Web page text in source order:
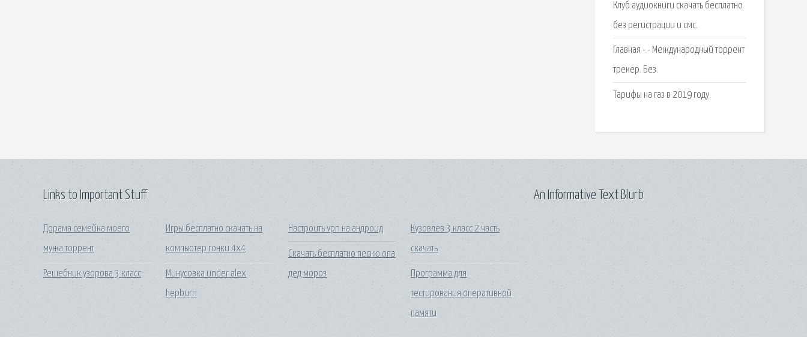
Клуб аудиокниги скачать бесплатно
без регистрации и смс.
Главная - - Международный торрент
трекер. Без.
Тарифы на газ в 2019 году.
Links to Important Stuff
Дорама семейка моего
мужа торрент
Решебник узорова 3 класс
Игры бесплатно скачать на
компьютер гонки 4x4
Минусовка under alex
hepburn
Настроить vpn на андроид
Скачать бесплатно песню опа
дед мороз
Кузовлев 3 класс 2 часть
скачать
Программа для
тестирования оперативной
памяти
An Informative Text Blurb